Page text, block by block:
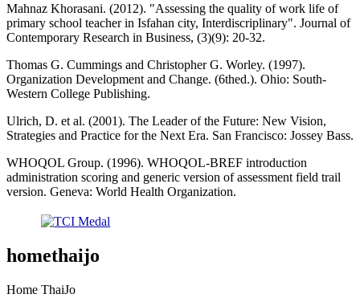
Mahnaz Khorasani. (2012). "Assessing the quality of work life of
primary school teacher in Isfahan city, Interdiscriplinary". Journal of
Contemporary Research in Business, (3)(9): 20-32.
Thomas G. Cummings and Christopher G. Worley. (1997).
Organization Development and Change. (6thed.). Ohio: South-
Western College Publishing.
Ulrich, D. et al. (2001). The Leader of the Future: New Vision,
Strategies and Practice for the Next Era. San Francisco: Jossey Bass.
WHOQOL Group. (1996). WHOQOL-BREF introduction
administration scoring and generic version of assessment field trail
version. Geneva: World Health Organization.
homethaijo
Home ThaiJo